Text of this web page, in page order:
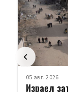
05 авг. 2026
Израел